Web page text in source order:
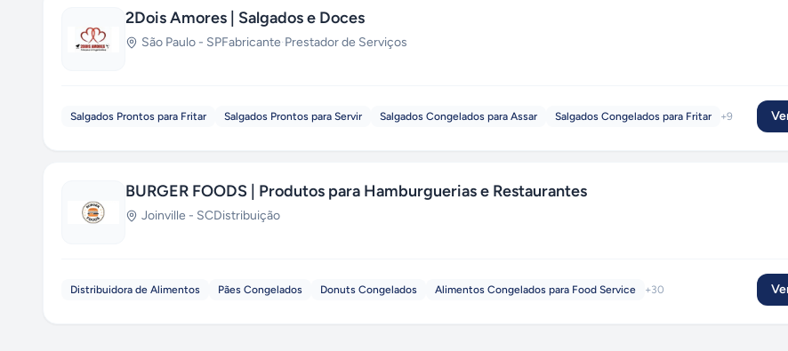
2Dois Amores | Salgados e Doces
São Paulo - SPFabricante·Prestador de Serviços
Salgados Prontos para Fritar Salgados Prontos para Servir Salgados Congelados para Assar Salgados Congelados para Fritar +9
BURGER FOODS | Produtos para Hamburguerias e Restaurantes
Joinville - SCDistribuição
Distribuidora de Alimentos Pães Congelados Donuts Congelados Alimentos Congelados para Food Service +30